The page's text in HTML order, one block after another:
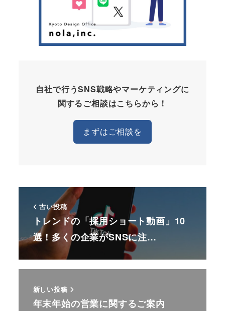
自社で行うSNS戦略やマーケティングに
関するご相談はこちらから！
まずはご相談を
古い投稿
トレンドの「採用ショート動画」10
選！多くの企業がSNSに注…
新しい投稿
年末年始の営業に関するご案内